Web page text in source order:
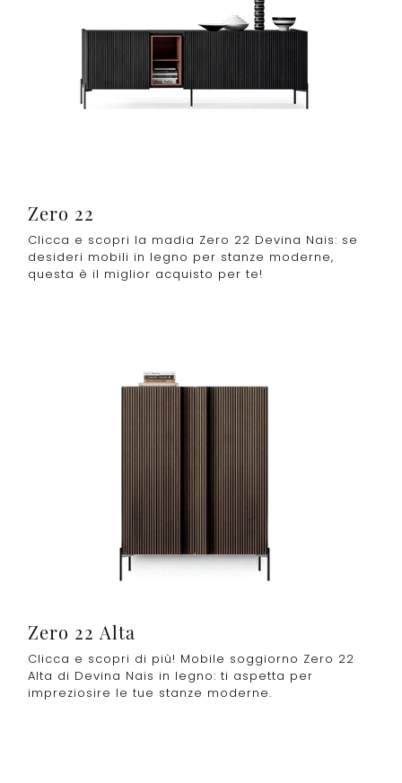
Zero 22
Clicca e scopri la madia Zero 22 Devina Nais: se
desideri mobili in legno per stanze moderne,
questa è il miglior acquisto per te!
Zero 22 Alta
Clicca e scopri di più! Mobile soggiorno Zero 22
Alta di Devina Nais in legno: ti aspetta per
impreziosire le tue stanze moderne.